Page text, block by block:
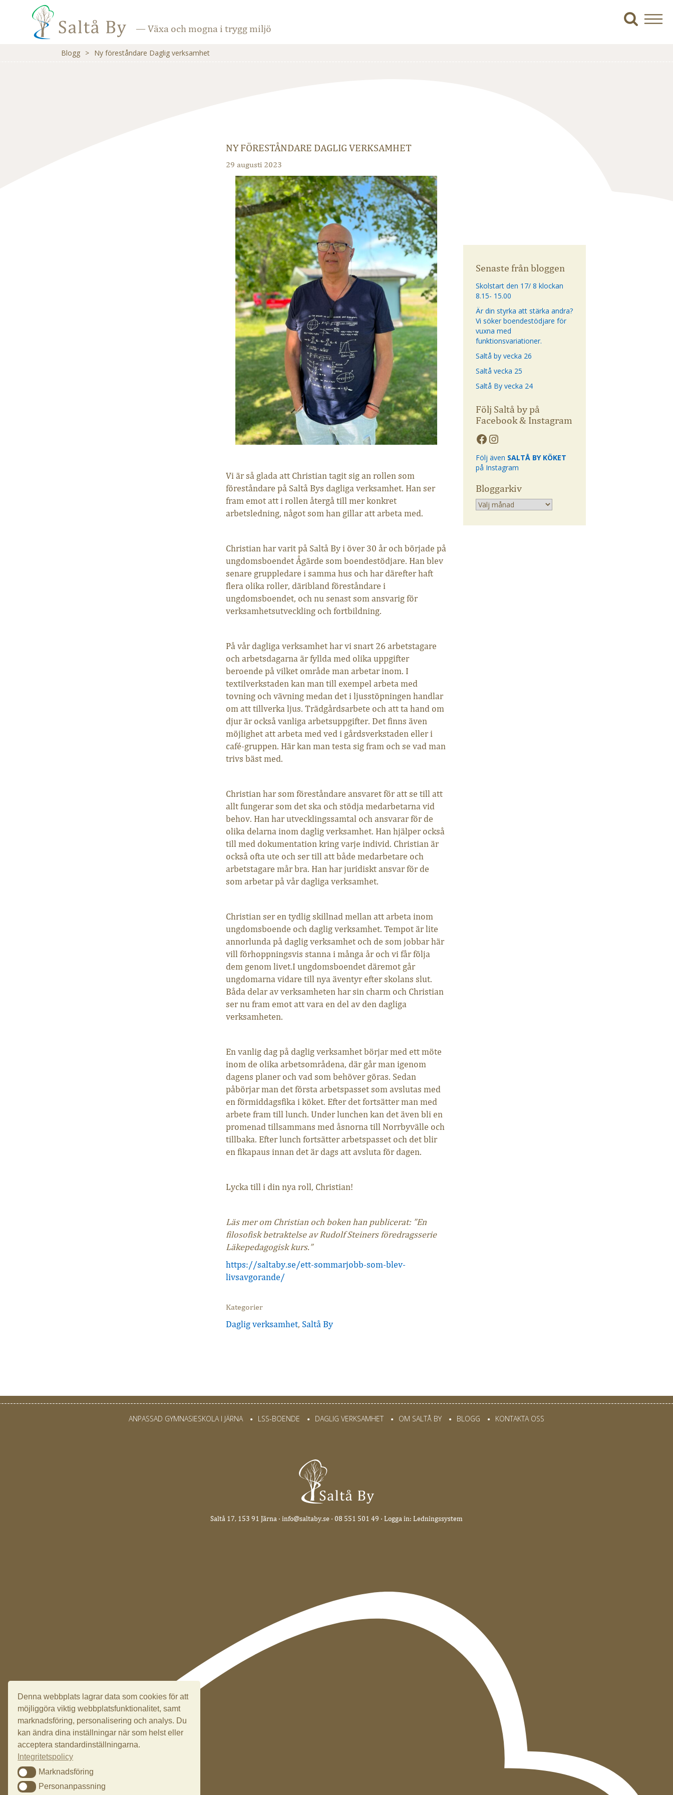
— Växa och mogna i trygg miljö
Blogg > Ny föreståndare Daglig verksamhet
NY FÖRESTÅNDARE DAGLIG VERKSAMHET
29 augusti 2023
Vi är så glada att Christian tagit sig an rollen som
föreståndare på Saltå Bys dagliga verksamhet. Han ser
fram emot att i rollen återgå till mer konkret
arbetsledning, något som han gillar att arbeta med.
Christian har varit på Saltå By i över 30 år och började på
ungdomsboendet Ågärde som boendestödjare. Han blev
senare gruppledare i samma hus och har därefter haft
flera olika roller, däribland föreståndare i
ungdomsboendet, och nu senast som ansvarig för
verksamhetsutveckling och fortbildning.
På vår dagliga verksamhet har vi snart 26 arbetstagare
och arbetsdagarna är fyllda med olika uppgifter
beroende på vilket område man arbetar inom. I
textilverkstaden kan man till exempel arbeta med
tovning och vävning medan det i ljusstöpningen handlar
om att tillverka ljus. Trädgårdsarbete och att ta hand om
djur är också vanliga arbetsuppgifter. Det finns även
möjlighet att arbeta med ved i gårdsverkstaden eller i
café-gruppen. Här kan man testa sig fram och se vad man
trivs bäst med.
Christian har som föreståndare ansvaret för att se till att
allt fungerar som det ska och stödja medarbetarna vid
behov. Han har utvecklingssamtal och ansvarar för de
olika delarna inom daglig verksamhet. Han hjälper också
till med dokumentation kring varje individ. Christian är
också ofta ute och ser till att både medarbetare och
arbetstagare mår bra. Han har juridiskt ansvar för de
som arbetar på vår dagliga verksamhet.
Christian ser en tydlig skillnad mellan att arbeta inom
ungdomsboende och daglig verksamhet. Tempot är lite
annorlunda på daglig verksamhet och de som jobbar här
vill förhoppningsvis stanna i många år och vi får följa
dem genom livet.I ungdomsboendet däremot går
ungdomarna vidare till nya äventyr efter skolans slut.
Båda delar av verksamheten har sin charm och Christian
ser nu fram emot att vara en del av den dagliga
verksamheten.
En vanlig dag på daglig verksamhet börjar med ett möte
inom de olika arbetsområdena, där går man igenom
dagens planer och vad som behöver göras. Sedan
påbörjar man det första arbetspasset som avslutas med
en förmiddagsfika i köket. Efter det fortsätter man med
arbete fram till lunch. Under lunchen kan det även bli en
promenad tillsammans med åsnorna till Norrbyvälle och
tillbaka. Efter lunch fortsätter arbetspasset och det blir
en fikapaus innan det är dags att avsluta för dagen.
Lycka till i din nya roll, Christian!
Läs mer om Christian och boken han publicerat: ”En
filosofisk betraktelse av Rudolf Steiners föredragsserie
Läkepedagogisk kurs.”
https://saltaby.se/ett-sommarjobb-som-blev-
livsavgorande/
Kategorier
Daglig verksamhet, Saltå By
Senaste från bloggen
Skolstart den 17/ 8 klockan
8.15- 15.00
Är din styrka att stärka andra?
Vi söker boendestödjare för
vuxna med
funktionsvariationer.
Saltå by vecka 26
Saltå vecka 25
Saltå By vecka 24
Följ Saltå by på
Facebook & Instagram
Följ även SALTÅ BY KÖKET
på Instagram
Bloggarkiv
Arkiv
ANPASSAD GYMNASIESKOLA I JÄRNA • LSS-BOENDE • DAGLIG VERKSAMHET • OM SALTÅ BY • BLOGG • KONTAKTA OSS
Denna webbplats lagrar data som cookies för att
möjliggöra viktig webbplatsfunktionalitet, samt
marknadsföring, personalisering och analys. Du
kan ändra dina inställningar när som helst eller
acceptera standardinställningarna.
Integritetspolicy
Marknadsföring
Marknadsföring
Personanpassning
Personanpassning
Saltå 17, 153 91 Järna · info@saltaby.se · 08 551 501 49 · Logga in: Ledningssystem